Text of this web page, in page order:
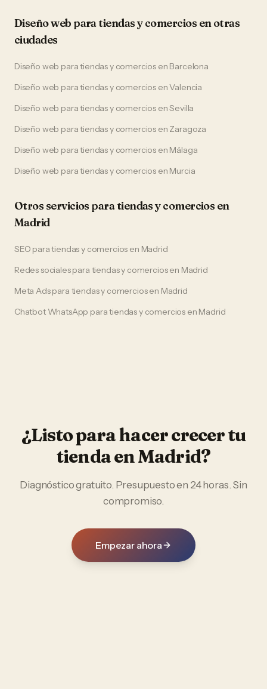
Diseño web paratiendas y comercios en otras
ciudades
Diseño web paratiendas y comercios en Barcelona
Diseño web paratiendas y comercios enValencia
Diseño web paratiendas y comercios enSevilla
Diseño web paratiendas y comercios en Zaragoza
Diseño web paratiendas y comercios en Málaga
Diseño web paratiendas y comercios en Murcia
Otros servicios paratiendas y comercios en
Madrid
SEO paratiendas y comercios en Madrid
Redes socialespara tiendas y comerciosen Madrid
Meta Adspara tiendas y comerciosen Madrid
Chatbot WhatsApp paratiendas y comercios en Madrid
¿Listo para hacer crecer tu
tiendaenMadrid?
Diagnóstico gratuito. Presupuesto en 24 horas. Sin
compromiso.
Empezar ahora